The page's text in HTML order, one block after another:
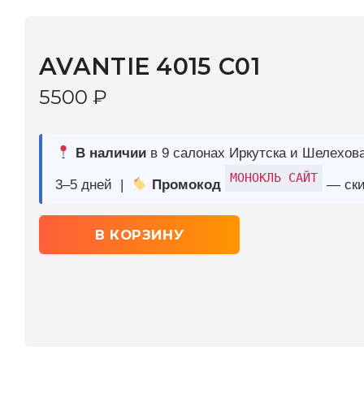
3–5 дней | Промокод МОНОКЛЬ САЙТ